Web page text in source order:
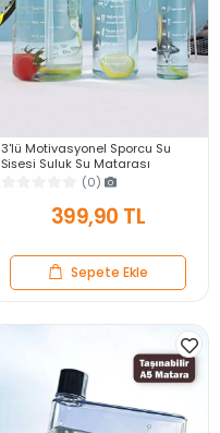
3'lü Motivasyonel Sporcu Su
Şişesi Suluk Su Matarası
Stickerlı Pipetli Suluk
2000+900+500ml
(0)
399,90 TL
Sepete Ekle